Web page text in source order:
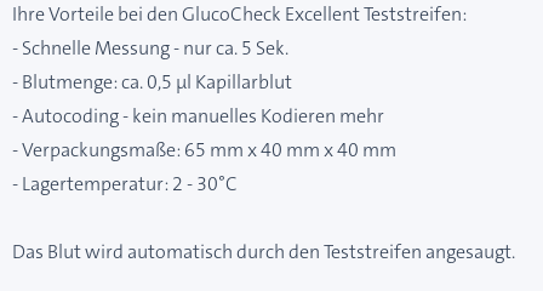
Ihre Vorteile bei den GlucoCheck Excellent Teststreifen:
- Schnelle Messung - nur ca. 5 Sek.
- Blutmenge: ca. 0,5 µl Kapillarblut
- Autocoding - kein manuelles Kodieren mehr
- Verpackungsmaße: 65 mm x 40 mm x 40 mm
- Lagertemperatur: 2 - 30°C
Das Blut wird automatisch durch den Teststreifen angesaugt.